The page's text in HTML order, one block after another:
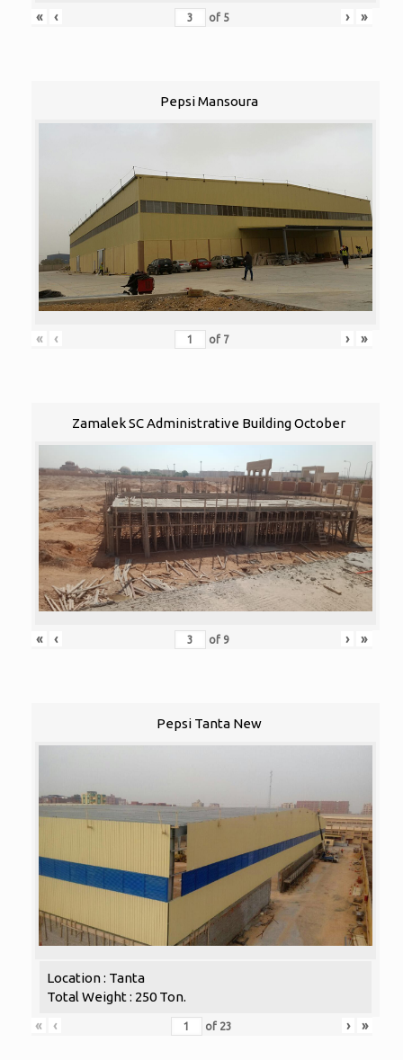
« ‹ of 5 › »
Pepsi Mansoura
« ‹ of 7 › »
Zamalek SC Administrative Building October
« ‹ of 9 › »
Pepsi Tanta New
Location : Tanta
Total Weight : 250 Ton.
«
‹ of 23 › »